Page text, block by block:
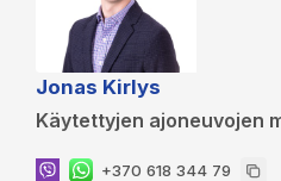
Jonas Kirlys
Käytettyjen ajoneuvojen
+370 618 344 79